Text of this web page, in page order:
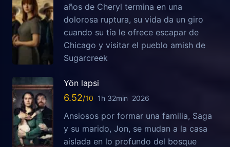
años de Cheryl termina en una
dolorosa ruptura, su vida da un giro
cuando su tía le ofrece escapar de
Chicago y visitar el pueblo amish de
Sugarcreek
Yön lapsi
6.52 1h 32min 2026
Ansiosos por formar una familia, Saga
y su marido, Jon, se mudan a la casa
aislada en lo profundo del bosque